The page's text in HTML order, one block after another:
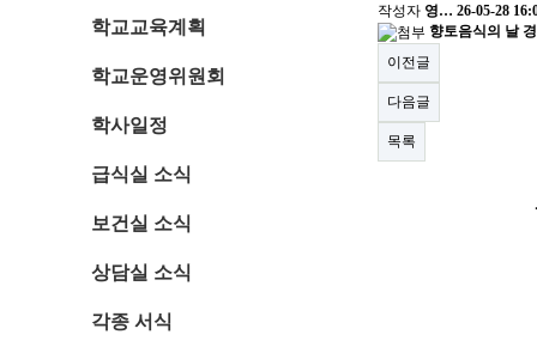
학교교육계획
학교운영위원회
학사일정
급식실 소식
보건실 소식
상담실 소식
각종 서식
작성자 영… 26-05-28
향토음식의 날
이전글
다음글
목록